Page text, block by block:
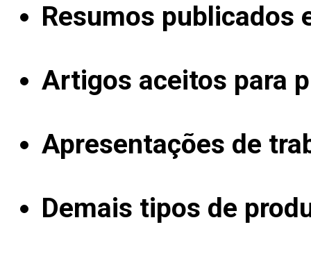
Resumos publicados
Artigos aceitos para
Apresentações de
Demais tipos de